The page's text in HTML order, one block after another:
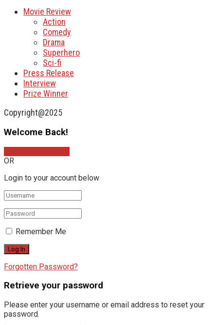
Movie Review
Action
Comedy
Drama
Superhero
Sci-fi
Press Release
Interview
Prize Winner
Copyright@2025
Welcome Back!
OR
Login to your account below
Remember Me
Forgotten Password?
Retrieve your password
Please enter your username or email address to reset your
password.